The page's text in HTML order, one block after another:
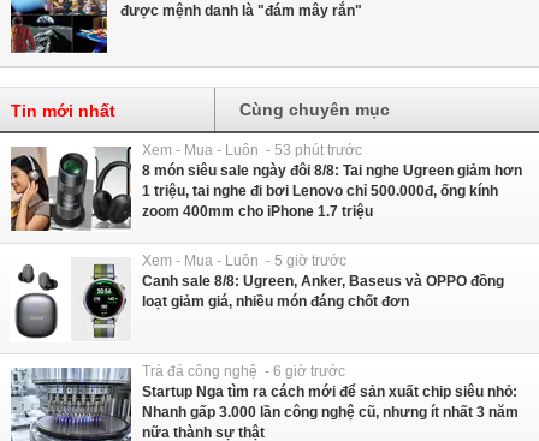
được mệnh danh là "đám mây rắn"
Tin mới nhất Cùng chuyên mục
Xem - Mua - Luôn - 53 phút trước
8 món siêu sale ngày đôi 8/8: Tai nghe Ugreen giảm hơn
1 triệu, tai nghe đi bơi Lenovo chỉ 500.000đ, ống kính
zoom 400mm cho iPhone 1.7 triệu
Xem - Mua - Luôn - 5 giờ trước
Canh sale 8/8: Ugreen, Anker, Baseus và OPPO đồng
loạt giảm giá, nhiều món đáng chốt đơn
Trà đá công nghệ - 6 giờ trước
Startup Nga tìm ra cách mới để sản xuất chip siêu nhỏ:
Nhanh gấp 3.000 lần công nghệ cũ, nhưng ít nhất 3 năm
nữa thành sự thật